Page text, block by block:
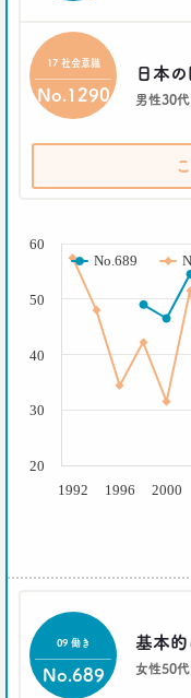
博報堂ＤＹメディ
藤原将史
日本
男性30代
17 社会意識
No.1290
No.689
1992 1996 2000
30
40
50
60
20
基本
女性50代
09 働き
No.689